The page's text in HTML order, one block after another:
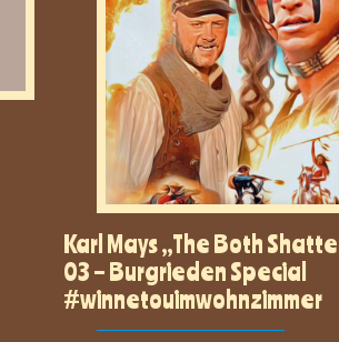
Karl Mays „The Both
03 – Burgrieden Special
#winnetouimwohnzimmer